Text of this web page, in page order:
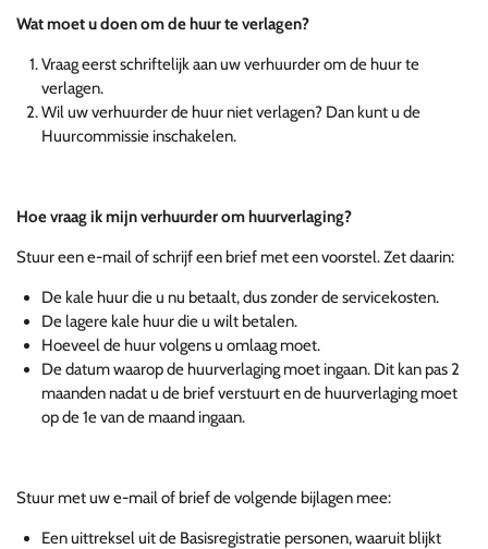
Wat moet u doen om de huur te verlagen?
Vraag eerst schriftelijk aan uw verhuurder om de huur te
verlagen.
Wil uw verhuurder de huur niet verlagen? Dan kunt u de
Huurcommissie inschakelen.
Hoe vraag ik mijn verhuurder om huurverlaging?
Stuur een e-mail of schrijf een brief met een voorstel. Zet daarin:
De kale huur die u nu betaalt, dus zonder de servicekosten.
De lagere kale huur die u wilt betalen.
Hoeveel de huur volgens u omlaag moet.
De datum waarop de huurverlaging moet ingaan. Dit kan pas 2
maanden nadat u de brief verstuurt en de huurverlaging moet
op de 1e van de maand ingaan.
Stuur met uw e-mail of brief de volgende bijlagen mee:
Een uittreksel uit de Basisregistratie personen, waaruit blijkt